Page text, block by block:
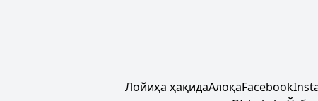
Лойиҳа ҳақидаАлоқаFacebook